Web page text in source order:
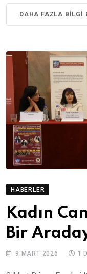
DAHA FAZLA BILGI
HABERLER
Kadın
Bir
9 MART 2026 1